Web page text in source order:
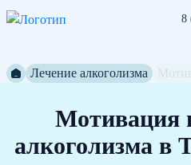
8
Лечение алкоголизма
Мотивация
алкоголизма в